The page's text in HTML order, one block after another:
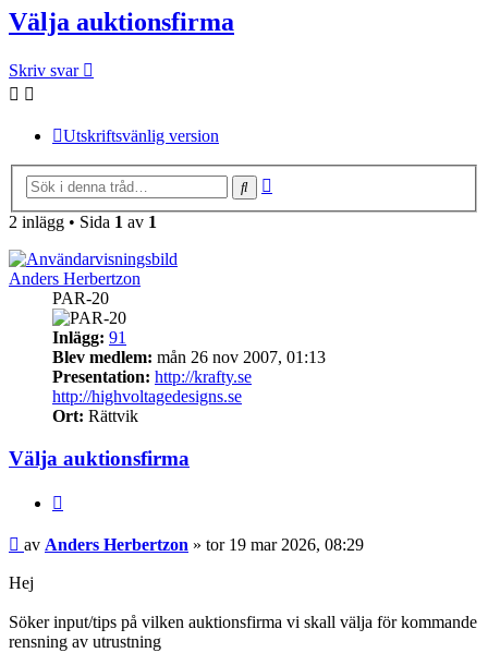
Välja auktionsfirma
Skriv svar
Utskriftsvänlig version
Sök
2 inlägg • Sida 1 av 1
Anders Herbertzon
PAR-20
Inlägg: 91
Blev medlem: mån 26 nov 2007, 01:13
Presentation: http://krafty.se
http://highvoltagedesigns.se
Ort: Rättvik
Välja auktionsfirma
Inlägg
av Anders Herbertzon » tor 19 mar 2026, 08:29
Hej
Söker input/tips på vilken auktionsfirma vi skall välja för kommande
rensning av utrustning